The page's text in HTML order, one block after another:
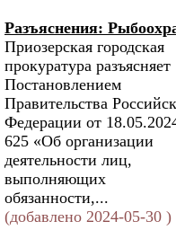
Разъяснения:
Приозерская городская
прокуратура разъясняет
Постановлением
Правительства
Федерации от
625 «Об организации
деятельности лиц,
выполняющих
обязанности,...
(добавлено 2024-05-30 )